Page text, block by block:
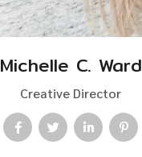
Michelle C. Ward
Creative Director